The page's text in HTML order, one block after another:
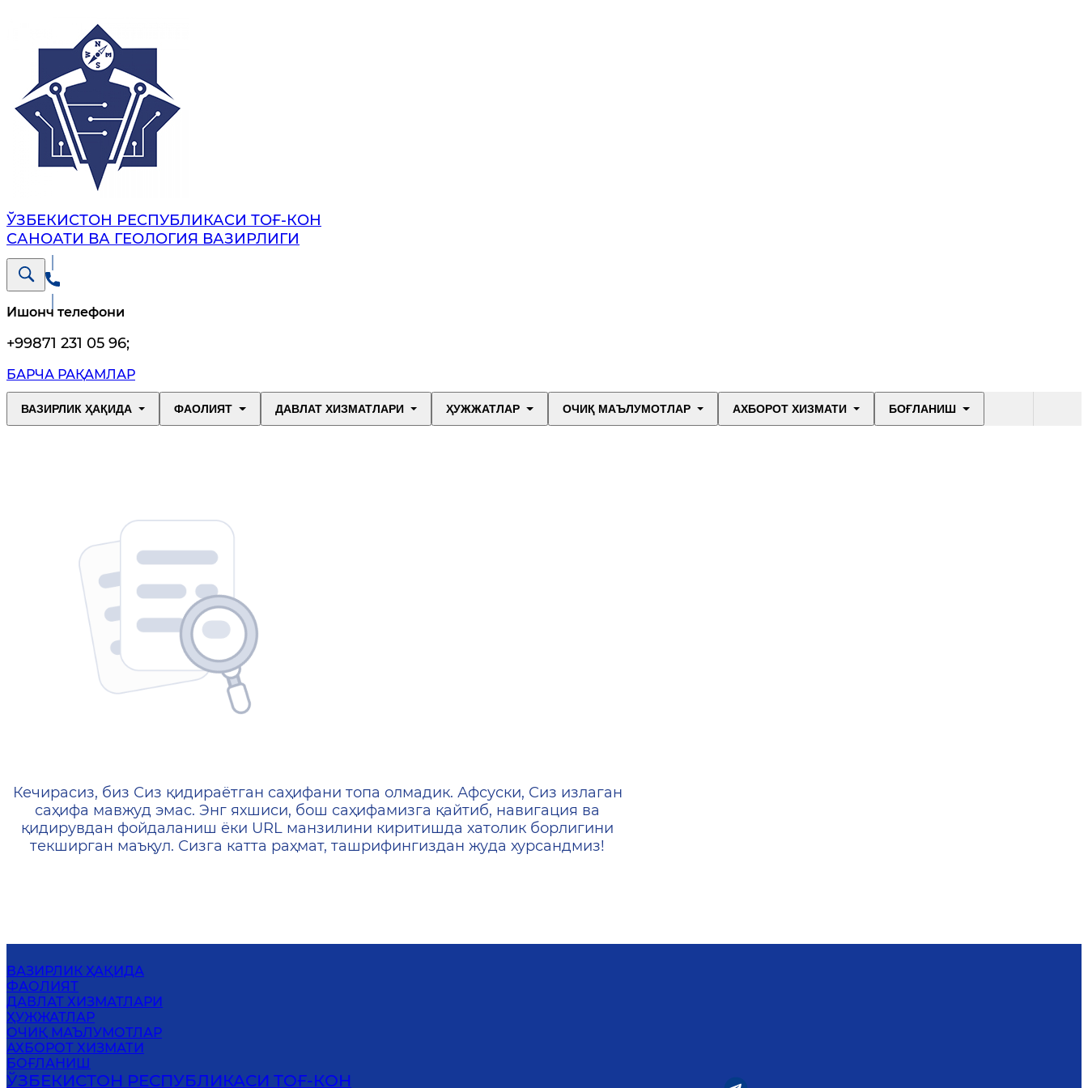
ЎЗБЕКИСТОН РЕСПУБЛИКАСИ ТОҒ-КОН
САНОАТИ ВА ГЕОЛОГИЯ ВАЗИРЛИГИ
Ишонч телефони
+99871 231 05 96;
БАРЧА РАҚАМЛАР
ВАЗИРЛИК ҲАҚИДА ФАОЛИЯТ ДАВЛАТ ХИЗМАТЛАРИ ҲУЖЖАТЛАР ОЧИҚ МАЪЛУМОТЛАР АХБОРОТ ХИЗМАТИ БОҒЛАНИШ
404 — Страница не найдена
Кечирасиз, биз Сиз қидираётган саҳифани топа олмадик. Афсуски, Сиз излаган
саҳифа мавжуд эмас. Энг яхшиси, бош саҳифамизга қайтиб, навигация ва
қидирувдан фойдаланиш ёки URL манзилини киритишда хатолик борлигини
текширган маъқул. Сизга катта раҳмат, ташрифингиздан жуда хурсандмиз!
ВАЗИРЛИК ҲАҚИДА
ФАОЛИЯТ
ДАВЛАТ ХИЗМАТЛАРИ
ҲУЖЖАТЛАР
ОЧИҚ МАЪЛУМОТЛАР
АХБОРОТ ХИЗМАТИ
БОҒЛАНИШ
ЎЗБЕКИСТОН РЕСПУБЛИКАСИ ТОҒ-КОН